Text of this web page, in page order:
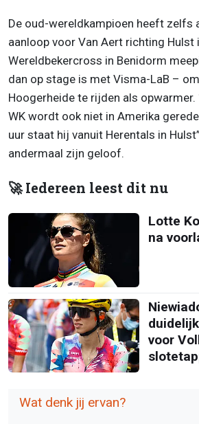
De oud-wereldkampioen heeft zelfs
aanloop voor Van Aert richting Hulst
Wereldbekercross in Benidorm
dan op stage is met Visma-LaB –
Hoogerheide te rijden als opwarmer.
WK wordt ook niet in Amerika
uur staat hij vanuit Herentals in
andermaal zijn geloof.
🚀 Iedereen leest dit nu
Lotte
na
voor
Wat denk jij ervan?